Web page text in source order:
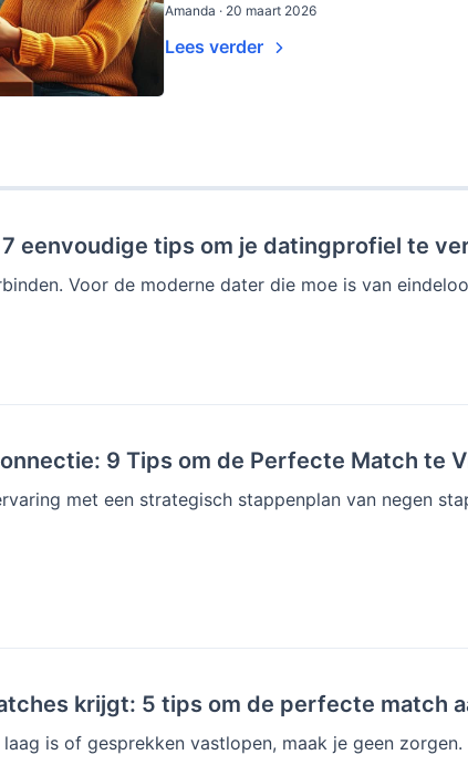
Amanda · 20 maart 2026
Lees verder
eenvoudige tips om je datingprofiel te
Voor de moderne dater die moe is van
9 Tips om de Perfecte Match te
met een strategisch stappenplan van negen
krijgt: 5 tips om de perfecte match
is of gesprekken vastlopen, maak je geen